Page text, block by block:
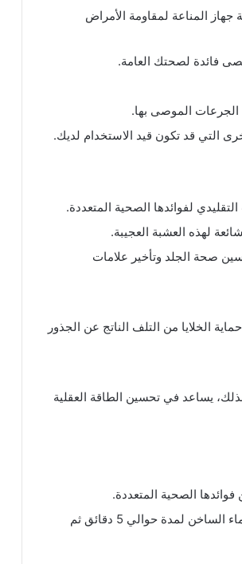
جهاز المناعة لمقاومة الأمراض
فائدة لصحتك العامة.
الجرعات الموصى بها.
التي قد تكون قيد الاستخدام لديك.
لفوائدها الصحية المتعددة.
لهذه العشبة العجيبة.
صحة الجلد وتأخير علامات
الخلايا من التلف الناتج عن الجذور
يساعد في تحسين الطاقة العقلية
الصحية المتعددة.
يُمكنك تحضير الشاي المصنوع من أوراق العشبة، حيث يمكن غليها في الماء الساخن لمدة حوالي 5 دقائق ثم